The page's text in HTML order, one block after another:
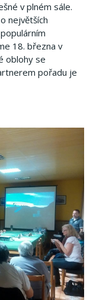
v plném sále.
největších
18. března v
oblohy se
pořadu je